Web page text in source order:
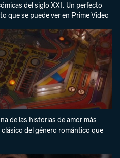
del siglo XXI. Un perfecto
que se puede ver en Prime Video
de las historias de amor más
del género romántico que